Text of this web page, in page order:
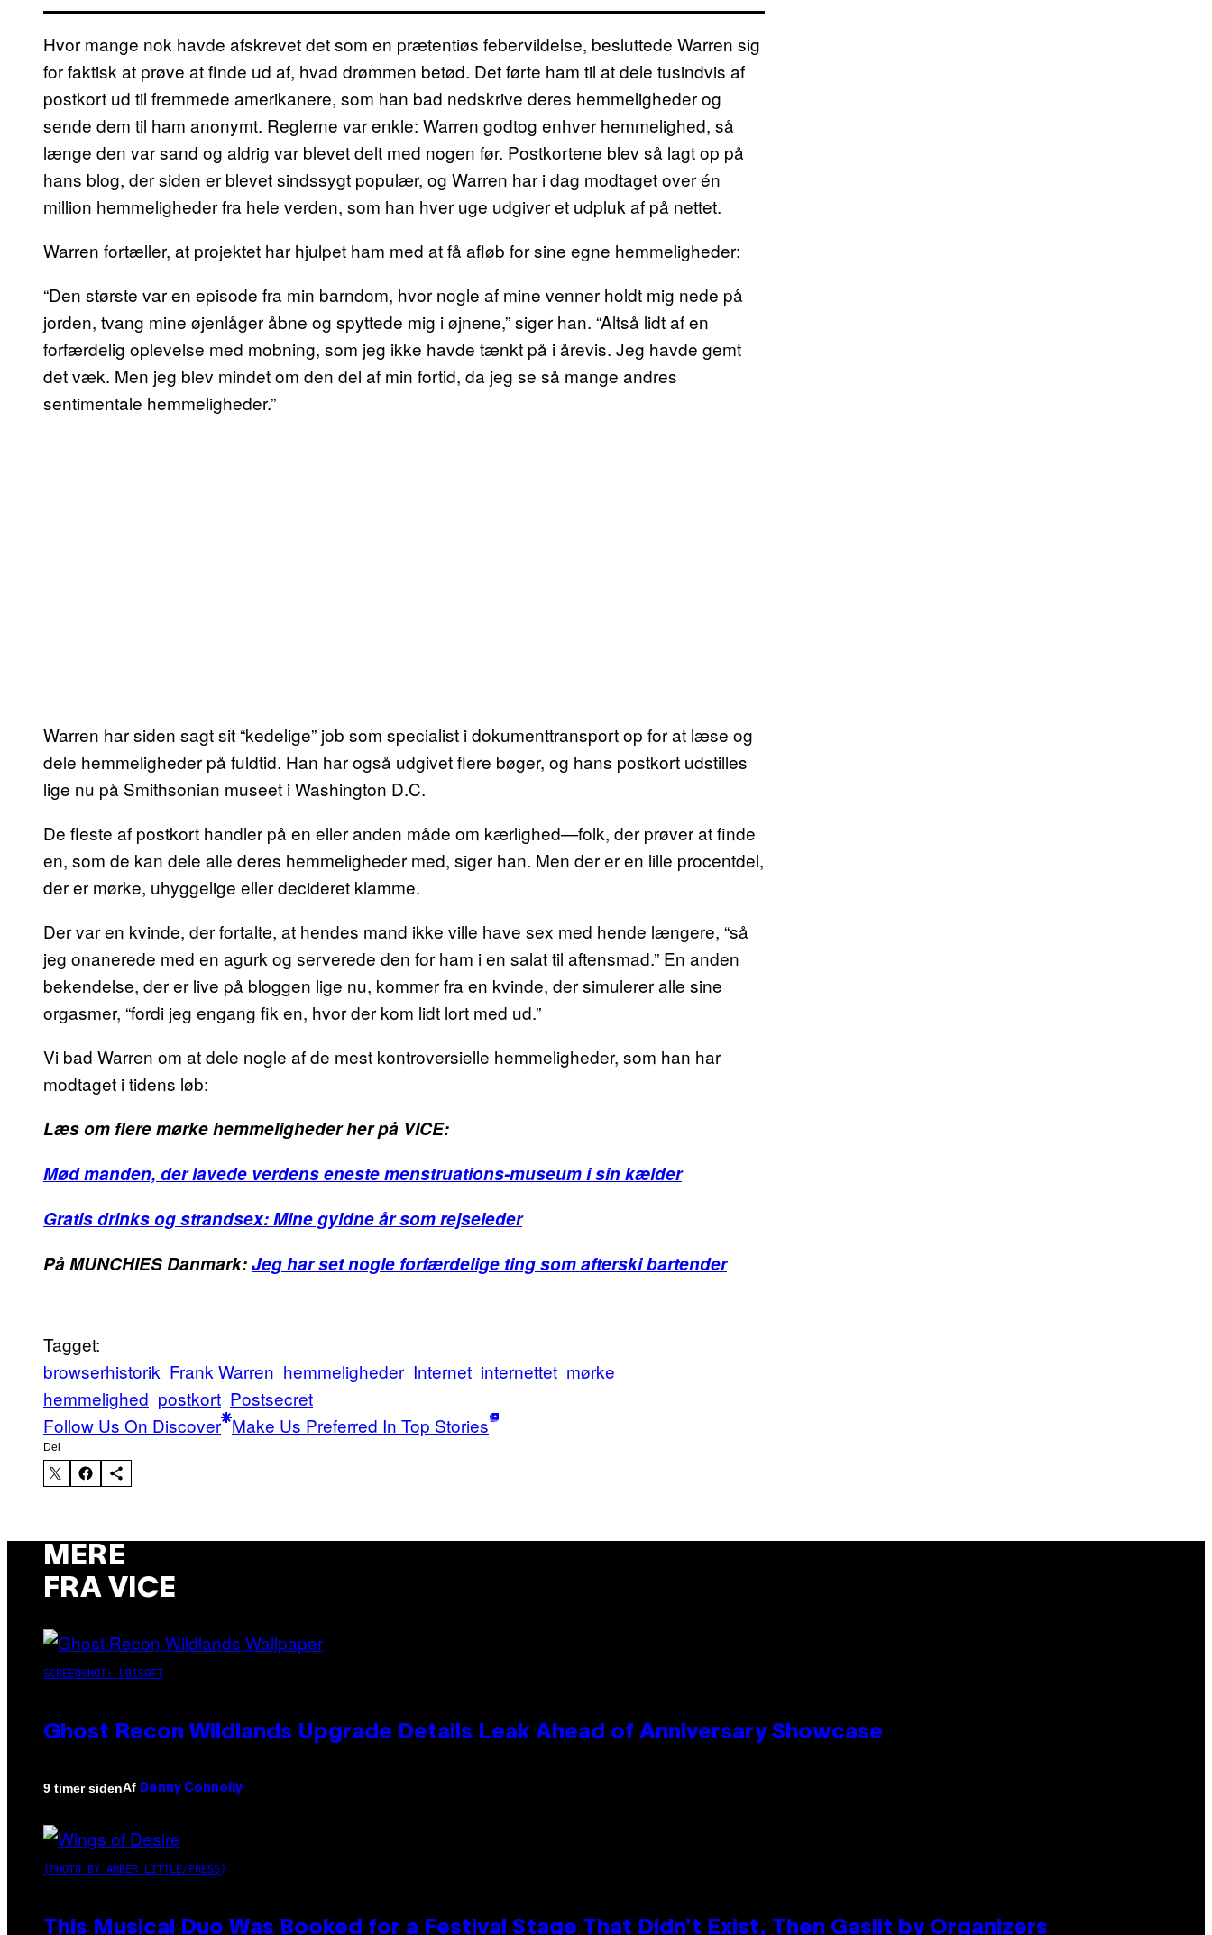
Hvor mange nok havde afskrevet det som en prætentiøs febervildelse, besluttede Warren sig
for faktisk at prøve at finde ud af, hvad drømmen betød. Det førte ham til at dele tusindvis af
postkort ud til fremmede amerikanere, som han bad nedskrive deres hemmeligheder og
sende dem til ham anonymt. Reglerne var enkle: Warren godtog enhver hemmelighed, så
længe den var sand og aldrig var blevet delt med nogen før. Postkortene blev så lagt op på
hans blog, der siden er blevet sindssygt populær, og Warren har i dag modtaget over én
million hemmeligheder fra hele verden, som han hver uge udgiver et udpluk af på nettet.
Warren fortæller, at projektet har hjulpet ham med at få afløb for sine egne hemmeligheder:
“Den største var en episode fra min barndom, hvor nogle af mine venner holdt mig nede på
jorden, tvang mine øjenlåger åbne og spyttede mig i øjnene,” siger han. “Altså lidt af en
forfærdelig oplevelse med mobning, som jeg ikke havde tænkt på i årevis. Jeg havde gemt
det væk. Men jeg blev mindet om den del af min fortid, da jeg se så mange andres
sentimentale hemmeligheder.”
Warren har siden sagt sit “kedelige” job som specialist i dokumenttransport op for at læse og
dele hemmeligheder på fuldtid. Han har også udgivet flere bøger, og hans postkort udstilles
lige nu på Smithsonian museet i Washington D.C.
De fleste af postkort handler på en eller anden måde om kærlighed—folk, der prøver at finde
en, som de kan dele alle deres hemmeligheder med, siger han. Men der er en lille procentdel,
der er mørke, uhyggelige eller decideret klamme.
Der var en kvinde, der fortalte, at hendes mand ikke ville have sex med hende længere, “så
jeg onanerede med en agurk og serverede den for ham i en salat til aftensmad.” En anden
bekendelse, der er live på bloggen lige nu, kommer fra en kvinde, der simulerer alle sine
orgasmer, “fordi jeg engang fik en, hvor der kom lidt lort med ud.”
Vi bad Warren om at dele nogle af de mest kontroversielle hemmeligheder, som han har
modtaget i tidens løb:
Læs om flere mørke hemmeligheder her på VICE:
Mød manden, der lavede verdens eneste menstruations-museum i sin kælder
Gratis drinks og strandsex: Mine gyldne år som rejseleder
På MUNCHIES Danmark:Jeg har set nogle forfærdelige ting som afterski bartender
Tagget:
browserhistorik Frank Warren hemmeligheder Internet internettet mørke
hemmelighed postkort Postsecret
Follow Us On Discover Make Us Preferred In Top Stories
Del
MERE
FRA VICE
SCREENSHOT: UBISOFT
Ghost Recon Wildlands Upgrade Details Leak Ahead of Anniversary Showcase
9 timer sidenAf Denny Connolly
(PHOTO BY AMBER LITTLE/PRESS)
This Musical Duo Was Booked for a Festival Stage That Didn’t Exist, Then Gaslit by Organizers